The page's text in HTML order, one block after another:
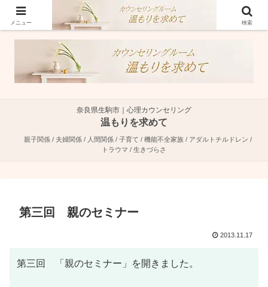
奈良県生駒市で親子関係・夫婦関係・人間関係に特化した心理カウンセラーで
す。
奈良県生駒市｜心理カウンセリング
温もりを求めて
親子関係 / 夫婦関係 / 人間関係 / 子育て / 機能不全家族 / アダルトチルドレン /
トラウマ / 生きづらさ
第三回 親のセミナー
2013.11.17
第三回 「親のセミナー」を開きました。
メニュー 検索